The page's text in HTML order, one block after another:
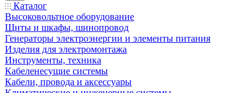
Каталог
Высоковольтное оборудование
Щиты и шкафы, шинопровод
Генераторы электроэнергии и элементы питания
Изделия для электромонтажа
Инструменты, техника
Кабеленесущие системы
Кабели, провода и аксессуары